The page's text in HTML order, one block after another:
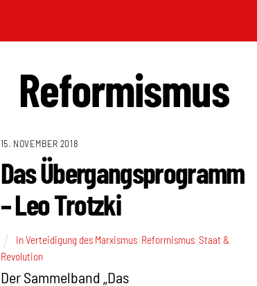
Reformismus
15. NOVEMBER 2018
Das Übergangsprogramm
– Leo Trotzki
In Verteidigung des Marxismus, Reformismus, Staat &
Revolution
Der Sammelband „Das